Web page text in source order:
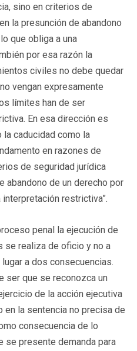
sino en criterios de
la presunción de abandono
que obliga a una
por esa razón la
civiles no debe quedar
vengan expresamente
límites han de ser
En esa dirección es
caducidad como la
en razones de
de seguridad jurídica
abandono de un derecho por
restrictiva”.
penal la ejecución de
se realiza de oficio y no a
a dos consecuencias.
ser que se reconozca un
de la acción ejecutiva
en la sentencia no precisa de
consecuencia de lo
se presente demanda para